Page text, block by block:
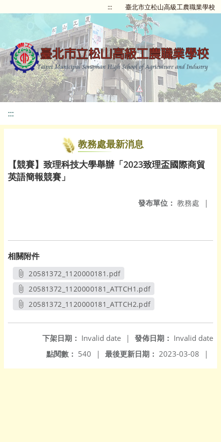
::: 臺北市立松山高級工農職業學校
:::
教務處最新消息
【競賽】致理科技大學舉辦「2023致理盃國際商貿
英語簡報競賽」
發布單位： 教務處 |
相關附件
20581372_1120000181.pdf
另開新視窗
20581372_1120000181_ATTCH1.pdf
另開新視窗
20581372_1120000181_ATTCH2.pdf
發佈日期： Invalid date
下架日期： Invalid date
|
最後更新日期： 2023-03-08 |
點閱數： 540 |